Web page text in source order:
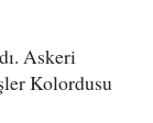
Askeri
Kolordusu